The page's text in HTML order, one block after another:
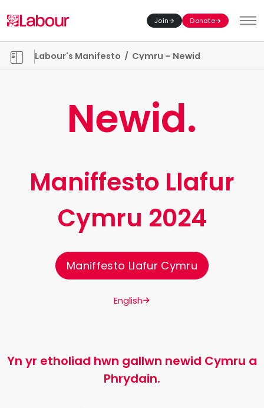
Join Donate
Manifesto chapters
Labour's Manifesto / Cymru – Newid
Newid.
Maniffesto Llafur
Cymru 2024
Maniffesto Llafur Cymru
English
Yn yr etholiad hwn gallwn newid Cymru a
Phrydain.